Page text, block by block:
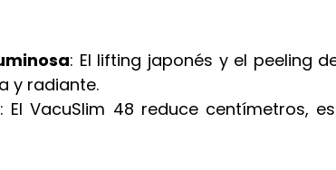
: El lifting japonés y el peeling
y radiante.
: El VacuSlim 48 reduce centímetros,